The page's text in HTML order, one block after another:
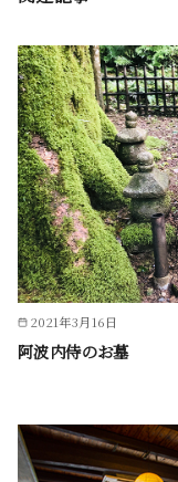
2021年3月16日
阿波内侍のお墓